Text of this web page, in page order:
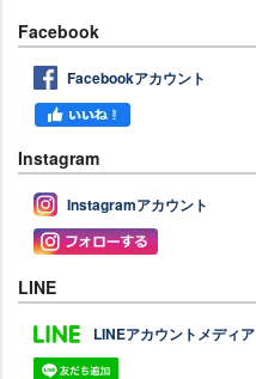
Facebook
Facebookアカウント
Instagram
Instagramアカウント
LINE
LINEアカウントメディア